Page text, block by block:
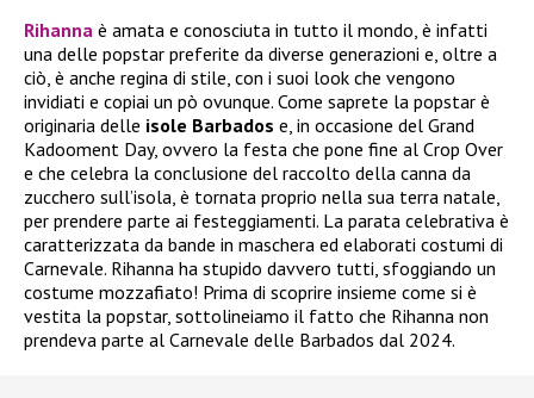
Rihanna è amata e conosciuta in tutto il mondo, è infatti
una delle popstar preferite da diverse generazioni e, oltre a
ciò, è anche regina di stile, con i suoi look che vengono
invidiati e copiai un pò ovunque. Come saprete la popstar è
originaria delle isole Barbados e, in occasione del Grand
Kadooment Day, ovvero la festa che pone fine al Crop Over
e che celebra la conclusione del raccolto della canna da
zucchero sull’isola, è tornata proprio nella sua terra natale,
per prendere parte ai festeggiamenti. La parata celebrativa è
caratterizzata da bande in maschera ed elaborati costumi di
Carnevale. Rihanna ha stupido davvero tutti, sfoggiando un
costume mozzafiato! Prima di scoprire insieme come si è
vestita la popstar, sottolineiamo il fatto che Rihanna non
prendeva parte al Carnevale delle Barbados dal 2024.